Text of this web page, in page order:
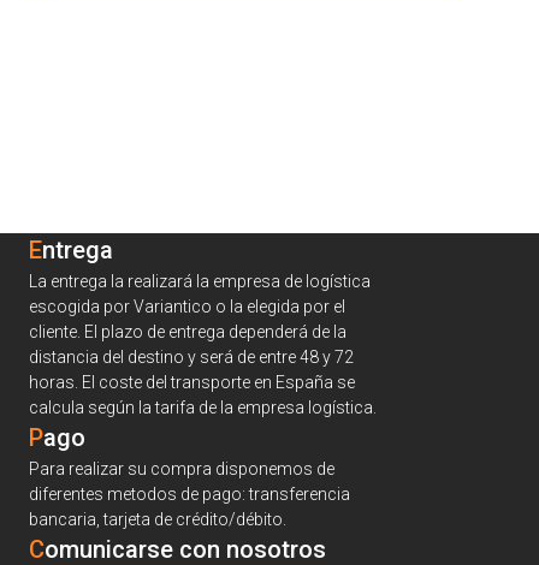
Entrega
La entrega la realizará la empresa de logística
escogida por Variantico o la elegida por el
cliente. El plazo de entrega dependerá de la
distancia del destino y será de entre 48 y 72
horas. El coste del transporte en España se
calcula según la tarifa de la empresa logística.
Pago
Para realizar su compra disponemos de
diferentes metodos de pago: transferencia
bancaria, tarjeta de crédito/débito.
Comunicarse con nosotros